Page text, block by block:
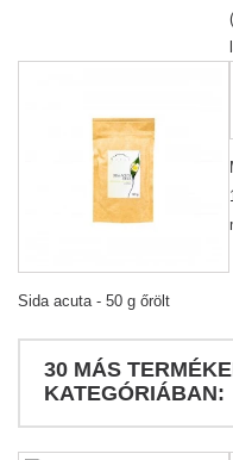
Sida acuta - 50 g őrölt
30 MÁS
KATEGÓRIÁBAN: